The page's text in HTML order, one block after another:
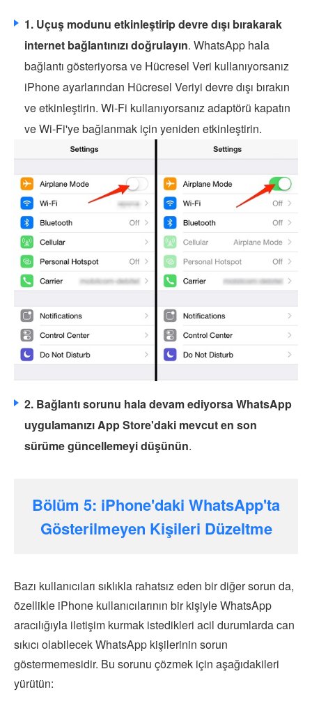
1. Uçuş modunu etkinleştirip devre dışı bırakarak
internet bağlantınızı doğrulayın. WhatsApp hala
bağlantı gösteriyorsa ve Hücresel Veri kullanıyorsanız
iPhone ayarlarından Hücresel Veriyi devre dışı bırakın
ve etkinleştirin. Wi-Fi kullanıyorsanız adaptörü kapatın
ve Wi-Fi'ye bağlanmak için yeniden etkinleştirin.
2. Bağlantı sorunu hala devam ediyorsa WhatsApp
uygulamanızı App Store'daki mevcut en son
sürüme güncellemeyi düşünün.
Bölüm 5: iPhone'daki WhatsApp'ta
Gösterilmeyen Kişileri Düzeltme
Bazı kullanıcıları sıklıkla rahatsız eden bir diğer sorun da,
özellikle iPhone kullanıcılarının bir kişiyle WhatsApp
aracılığıyla iletişim kurmak istedikleri acil durumlarda can
sıkıcı olabilecek WhatsApp kişilerinin sorun
göstermemesidir. Bu sorunu çözmek için aşağıdakileri
yürütün: